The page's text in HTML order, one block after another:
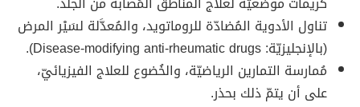
تناول الأدوية المُضادّة للروماتويد، والمُعدَّلة لسَيْر المرض
(بالإنجليزيّة: Disease-modifying anti-rheumatic drugs).
مُمارسة التمارين الرياضيّة، والخُضوع للعلاج الفيزيائيّ،
على أن يتمّ ذلك بحذر.